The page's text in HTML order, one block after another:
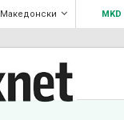
MKD
Македонски